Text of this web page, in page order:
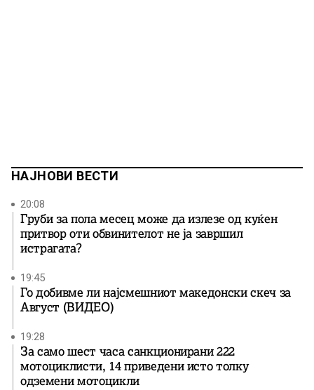
НАЈНОВИ ВЕСТИ
20:08
Груби за пола месец може да излезе од куќен
притвор оти обвинителот не ја завршил
истрагата?
19:45
Го добивме ли најсмешниот македонски скеч за
Август (ВИДЕО)
19:28
За само шест часа санкционирани 222
мотоциклисти, 14 приведени исто толку
одземени мотоцикли